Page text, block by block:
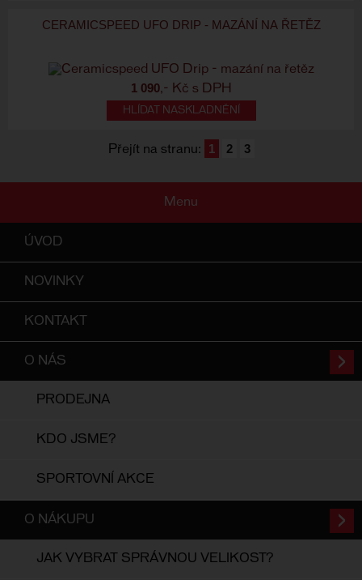
CERAMICSPEED UFO DRIP - MAZÁNÍ NA ŘETĚZ
1 090,- Kč s DPH
HLÍDAT NASKLADNĚNÍ
Přejít na stranu: 1 2 3
Menu
ÚVOD
NOVINKY
KONTAKT
O NÁS
PRODEJNA
KDO JSME?
SPORTOVNÍ AKCE
O NÁKUPU
JAK VYBRAT SPRÁVNOU VELIKOST?